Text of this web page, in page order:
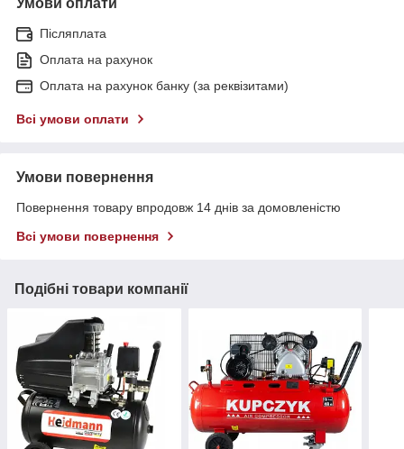
Умови оплати
Післяплата
Оплата на рахунок
Оплата на рахунок банку (за реквізитами)
Всі умови оплати
Умови повернення
Повернення товару впродовж 14 днів за домовленістю
Всі умови повернення
Подібні товари компанії